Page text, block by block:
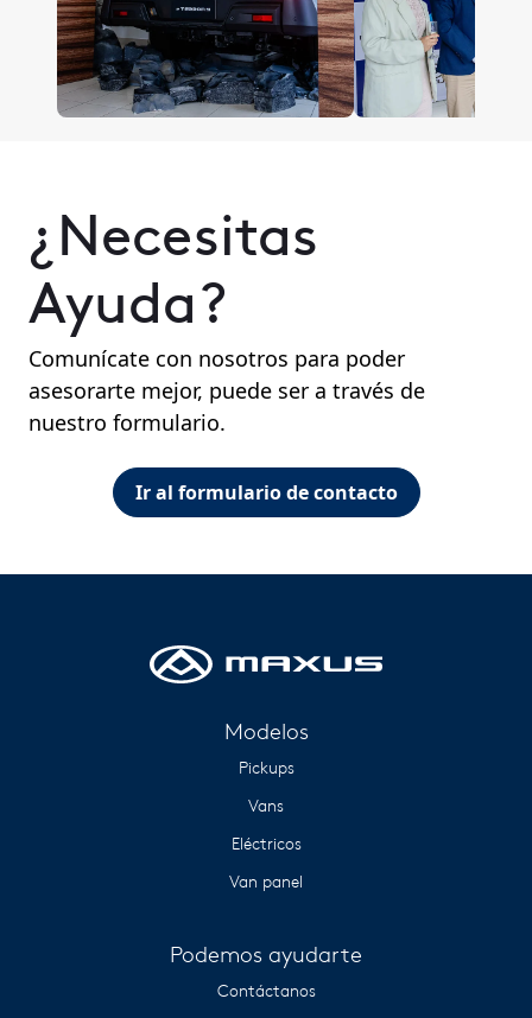
¿Necesitas
Ayuda?
Comunícate con nosotros para poder
asesorarte mejor, puede ser a través de
nuestro formulario.
Ir al formulario de contacto
Modelos
Pickups
Vans
Eléctricos
Van panel
Podemos ayudarte
Contáctanos